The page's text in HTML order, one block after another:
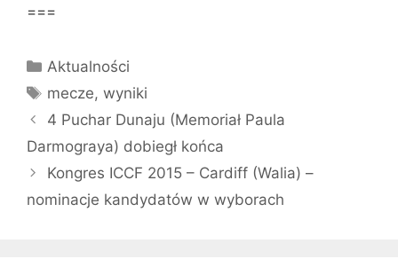
===
Kategorie
Aktualności
Tagi
mecze,wyniki
4 Puchar Dunaju (Memoriał Paula
Darmograya) dobiegł końca
Kongres ICCF 2015 – Cardiff (Walia) –
nominacje kandydatów w wyborach